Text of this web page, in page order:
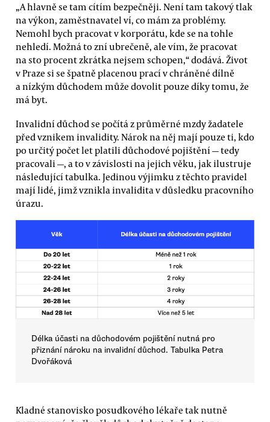
„A hlavně se tam cítím bezpečněji. Není tam takový tlak
na výkon, zaměstnavatel ví, co mám za problémy.
Nemohl bych pracovat v korporátu, kde se na tohle
nehledí. Možná to zní ubrečeně, ale vím, že pracovat
na sto procent zkrátka nejsem schopen,“ dodává. Život
v Praze si se špatně placenou prací v chráněné dílně
a nízkým důchodem může dovolit pouze díky tomu, že
má byt.
Invalidní důchod se počítá z průměrné mzdy žadatele
před vznikem invalidity. Nárok na něj mají pouze ti, kdo
po určitý počet let platili důchodové pojištění — tedy
pracovali —, a to v závislosti na jejich věku, jak ilustruje
následující tabulka. Jedinou výjimku z těchto pravidel
mají lidé, jimž vznikla invalidita v důsledku pracovního
úrazu.
Délka účasti na důchodovém pojištění nutná pro
přiznání nároku na invalidní důchod. Tabulka Petra
Dvořáková
Kladné stanovisko posudkového lékaře tak nutně